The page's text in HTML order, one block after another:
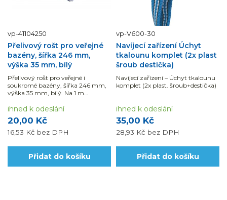
vp-41104250
Přelivový rošt pro veřejné
bazény, šířka 246 mm,
výška 35 mm, bílý
Přelivový rošt pro veřejné i
soukromé bazény, šířka 246 mm,
výška 35 mm, bílý. Na 1 m
20,00 Kč
16,53 Kč bez DPH
ihned k odeslání
Přidat do košíku
vp-V600-30
Navíjecí zařízení Úchyt
tkalounu komplet (2x plast
šroub destička)
Navíjecí zařízení – Úchyt tkalounu
komplet (2x plast. šroub+destička)
35,00 Kč
28,93 Kč bez DPH
ihned k odeslání
Přidat do košíku